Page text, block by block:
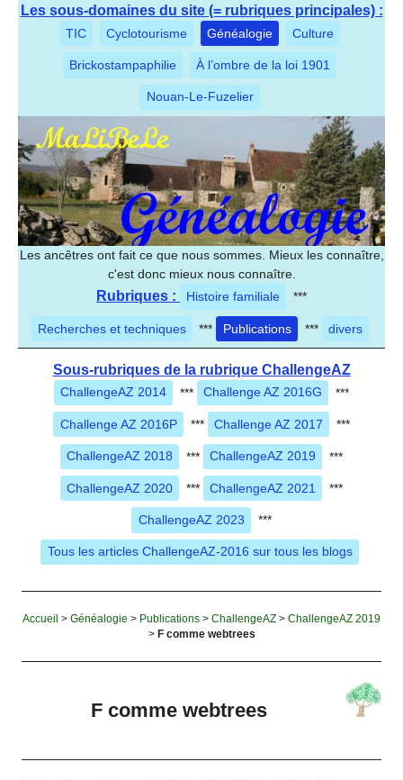
Les sous-domaines du site (= rubriques principales) :
TIC Cyclotourisme Généalogie Culture
Brickostampaphilie À l’ombre de la loi 1901
Nouan-Le-Fuzelier
Les ancêtres ont fait ce que nous sommes. Mieux les connaître,
c'est donc mieux nous connaître.
Rubriques : Histoire familiale ***
Recherches et techniques *** Publications *** divers
Sous-rubriques de la rubrique ChallengeAZ
ChallengeAZ 2014 *** Challenge AZ 2016G ***
Challenge AZ 2016P *** Challenge AZ 2017 ***
ChallengeAZ 2018 *** ChallengeAZ 2019 ***
ChallengeAZ 2020 *** ChallengeAZ 2021 ***
ChallengeAZ 2023 ***
Tous les articles ChallengeAZ-2016 sur tous les blogs
Accueil > Généalogie > Publications > ChallengeAZ > ChallengeAZ 2019
> F comme webtrees
F comme webtrees